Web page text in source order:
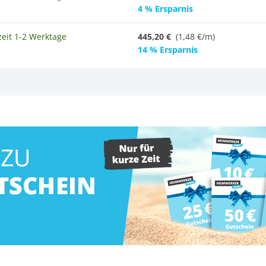
4 % Ersparnis
1-2 Werktage 445,20 € (1,48 €/m)
14 % Ersparnis